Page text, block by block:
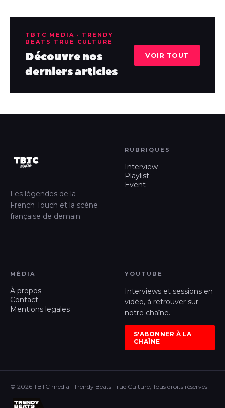
TBTC MEDIA · TRENDY
BEATS TRUE CULTURE
Découvre nos
derniers articles
VOIR TOUT
Les légendes de la
French Touch et la scène
française de demain.
RUBRIQUES
Interview
Playlist
Event
MÉDIA
À propos
Contact
Mentions legales
YOUTUBE
Interviews et sessions en
vidéo, à retrouver sur
notre chaîne.
S'ABONNER À LA
CHAÎNE
© 2026 TBTC media · Trendy Beats True Culture, Tous droits réservés